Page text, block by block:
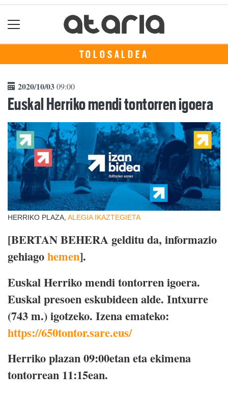
TOLOSALDEA
2020/10/0309:00
Euskal Herriko mendi tontorren igoera
HERRIKO PLAZA, ALEGIA IKAZTEGIETA
[BERTAN BEHERA gelditu da, informazio
gehiagohemen].
Euskal Herriko mendi tontorren igoera.
Euskal presoen eskubideen alde. Intxurre
(743 m.) igotzeko. Izena emateko:
https://650tontor.sare.eus/
Herriko plazan 09:00etan eta ekimena
tontorrean 11:15ean.